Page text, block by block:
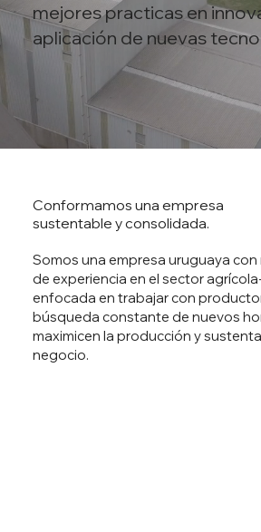
Conformamos una empresa
sustentable y consolidada.
Somos una empresa uruguaya con
de experiencia en el sector
enfocada en trabajar con
búsqueda constante de nuevos
maximicen la producción y
negocio.
mejores practicas en
aplicación de nuevas